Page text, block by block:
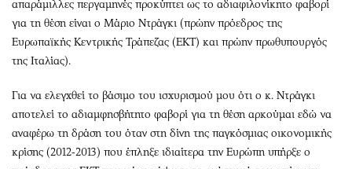
απαράμιλλες περγαμηνές προκύπτει ως το αδιαφιλονίκητο φαβορί
για τη θέση είναι ο Μάριο Ντράγκι (πρώην πρόεδρος της
Ευρωπαϊκής Κεντρικής Τράπεζας (ΕΚΤ) και πρώην πρωθυπουργός
της Ιταλίας).
Για να ελεγχθεί το βάσιμο του ισχυρισμού μου ότι ο κ. Ντράγκι
αποτελεί το αδιαμφησβήτητο φαβορί για τη θέση αρκούμαι εδώ να
αναφέρω τη δράση του όταν στη δίνη της παγκόσμιας οικονομικής
κρίσης (2012-2013) που έπληξε ιδιαίτερα την Ευρώπη υπήρξε ο